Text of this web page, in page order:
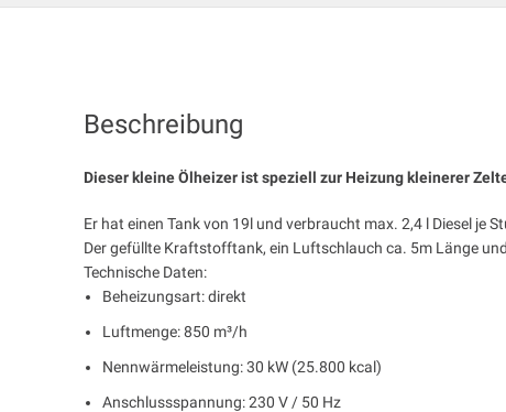
Beschreibung
Dieser kleine Ölheizer ist speziell zur Heizung kleinerer
Er hat einen Tank von 19l und verbraucht max. 2,4 l Diesel je
Der gefüllte Kraftstofftank, ein Luftschlauch ca. 5m Länge
Technische Daten:
Beheizungsart: direkt
Luftmenge: 850 m³/h
Nennwärmeleistung: 30 kW (25.800 kcal)
Anschlussspannung: 230 V / 50 Hz